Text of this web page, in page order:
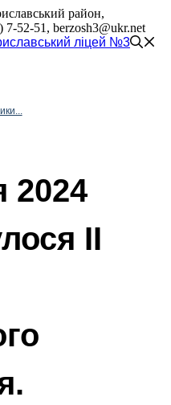
район,
52-51, berzosh3@ukr.net
2024
ІІ